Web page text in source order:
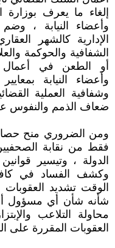
إلغاء ما يعرف بوزارة
وأعضاء النيابة ، وضم
الإدارية كالشهر
الشفافية والحوكمة
أو الطعن في أعمال
وأعضاء النيابة
وشفافية العملية
ضعاف الذمم والنفوس
ومن الضروري منح
فقط من نقابة
الدولة ، وتيسير
وكشف الفساد في
الوقت تشديد
شأنه شأن أي مسؤول
محاولة التلاعب
العقوبات المقررة على